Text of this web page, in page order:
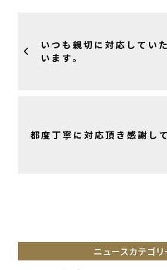
いつも親切に対応してい
います。
都度丁寧に対応頂き感謝し
ニュースカテゴリ